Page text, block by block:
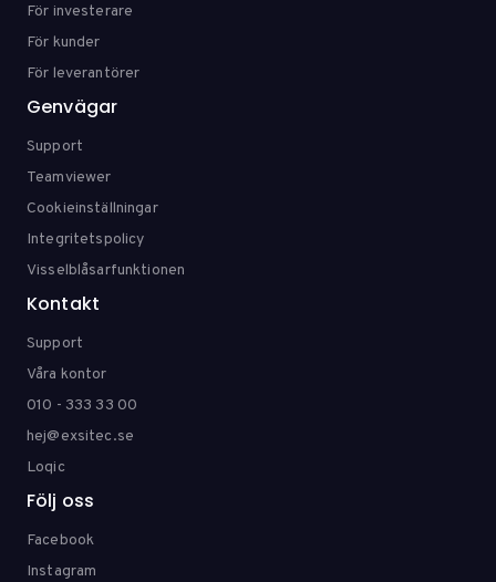
För investerare
För kunder
För leverantörer
Genvägar
Support
Teamviewer
Cookieinställningar
Integritetspolicy
Visselblåsarfunktionen
Kontakt
Support
Våra kontor
010 - 333 33 00
hej@exsitec.se
Loqic
Följ oss
Facebook
Instagram